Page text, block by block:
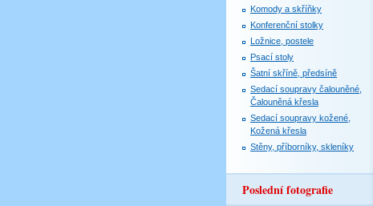
Komody a skříňky
Konferenční stolky
Ložnice, postele
Psací stoly
Šatní skříně, předsíně
Sedací soupravy čalouněné,
Čalouněná křesla
Sedací soupravy kožené,
Kožená křesla
Stěny, příborníky, skleníky
Poslední fotografie